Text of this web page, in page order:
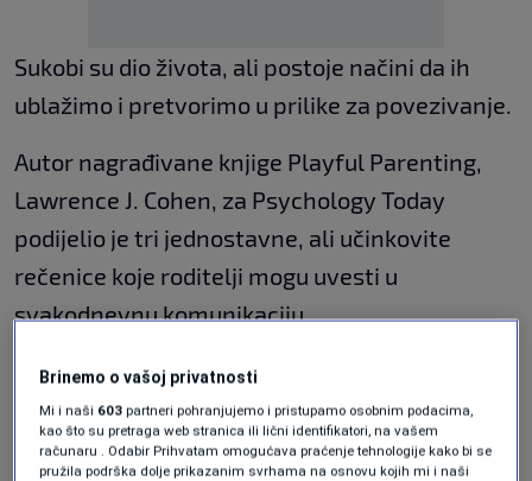
Sukobi su dio života, ali postoje načini da ih
ublažimo i pretvorimo u prilike za povezivanje.
Autor nagrađivane knjige Playful Parenting,
Lawrence J. Cohen, za Psychology Today
podijelio je tri jednostavne, ali učinkovite
rečenice koje roditelji mogu uvesti u
svakodnevnu komunikaciju.
Svaka od njih može pomoći u smanjenju
napetosti i jačanju međusobnog razumijevanja
u obitelji.
Brinemo o vašoj privatnosti
Mi i naši 603 partneri pohranjujemo i pristupamo osobnim podacima,
kao što su pretraga web stranica ili lični identifikatori, na vašem
računaru . Odabir Prihvatam omogućava praćenje tehnologije kako bi se
pružila podrška dolje prikazanim svrhama na osnovu kojih mi i naši